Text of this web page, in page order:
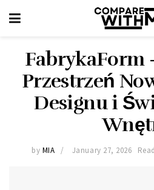
FabrykaForm
Przestrzeń
Designu i
by MIA January 27, 2026